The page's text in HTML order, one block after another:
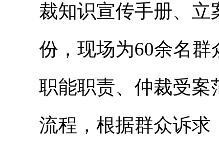
裁知识宣传手册、立
份，现场为60余名
职能职责、仲裁受案
流程，根据群众诉求